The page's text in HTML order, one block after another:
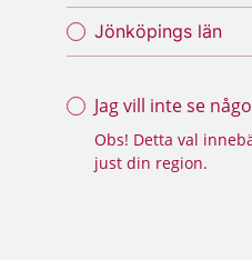
Jönköpings län
Jag vill inte se
Obs! Detta val
just din region.